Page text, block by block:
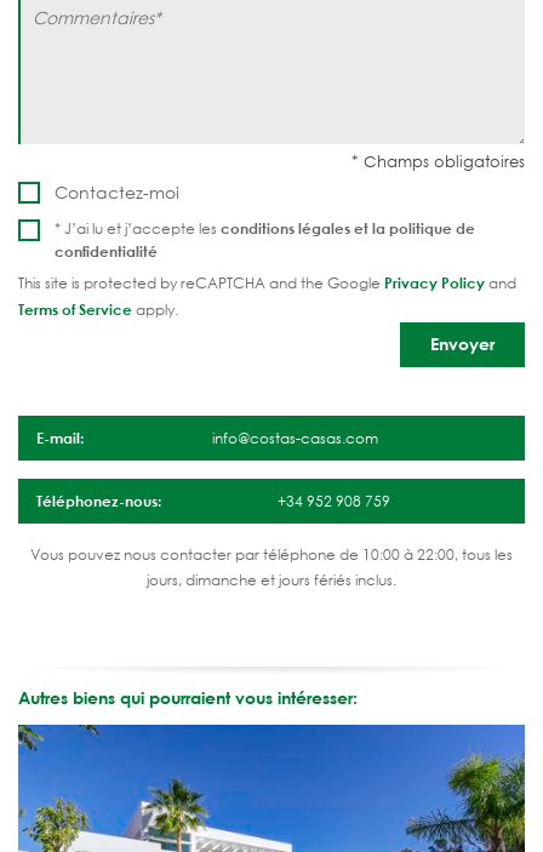
Contactez-moi
* J’ai lu et j’accepte les conditions légales et la politique de
confidentialité
This site is protected by reCAPTCHA and the Google Privacy Policyand
Terms of Serviceapply.
E-mail: info@costas-casas.com
Téléphonez-nous: +34 952 908 759
Vous pouvez nous contacter par téléphone de 10:00 à 22:00, tous les
jours, dimanche et jours fériés inclus.
Autres biens qui pourraient vous intéresser: